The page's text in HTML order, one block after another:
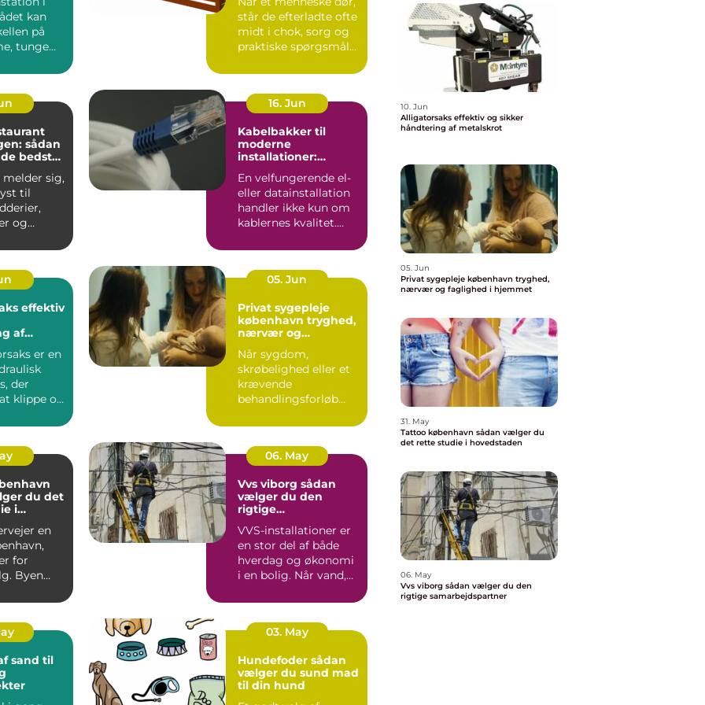
kan
på
tunge
står de efterladte ofte
midt i chok, sorg og
praktiske spørgsmål
sådan
bedste
i
melder sig,
til
og
16. Jun
Kabelbakker til
moderne
installationer:
anvendelse
En velfungerende el-
eller datainstallation
handler ikke kun om
kablernes kvalitet.
af
er en
der
klippe og
05. Jun
Privat sygepleje
københavn tryghed,
nærvær og
Når sygdom,
skrøbelighed eller et
krævende
behandlingsforløb
hverdagen, kan
oversku...
du det
i
en
for
Byen
06. May
Vvs viborg sådan
vælger du den
rigtige
VVS-installationer er
en stor del af både
hverdag og økonomi
i en bolig. Når vand,
sand til
03. May
Hundefoder sådan
vælger du sund mad
til din hund
10. Jun
Alligatorsaks effektiv og sikker
håndtering af metalskrot
05. Jun
Privat sygepleje københavn tryghed,
nærvær og faglighed i hjemmet
31. May
Tattoo københavn sådan vælger du
det rette studie i hovedstaden
06. May
Vvs viborg sådan vælger du den
rigtige samarbejdspartner